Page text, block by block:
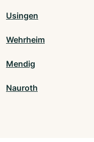
Usingen
Wehrheim
Mendig
Nauroth